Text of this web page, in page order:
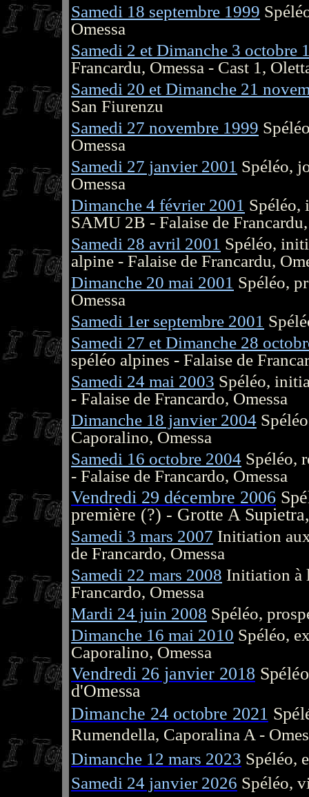
Samedi 18 septembre 1999
Omessa
Samedi 2 et Dimanche 3 octobre
Francardu, Omessa - Cast 1,
Samedi 20 et Dimanche 21
San Fiurenzu
Samedi 27 novembre 1999
Omessa
Samedi 27 janvier 2001 Spéléo,
Omessa
Dimanche 4 février 2001 Spéléo,
SAMU 2B - Falaise de Francardu,
Samedi 28 avril 2001 Spéléo,
alpine - Falaise de Francardu,
Dimanche 20 mai 2001 Spéléo,
Omessa
Samedi 1er septembre 2001
Samedi 27 et Dimanche 28
spéléo alpines - Falaise de
Samedi 24 mai 2003 Spéléo,
- Falaise de Francardo, Omessa
Dimanche 18 janvier 2004
Caporalino, Omessa
Samedi 16 octobre 2004 Spéléo,
- Falaise de Francardo, Omessa
Vendredi 29 décembre 2006
première (?) - Grotte A
Samedi 3 mars 2007 Initiation
de Francardo, Omessa
Samedi 22 mars 2008 Initiation à
Francardo, Omessa
Mardi 24 juin 2008 Spéléo,
Dimanche 16 mai 2010 Spéléo,
Caporalino, Omessa
Vendredi 26 janvier 2018
d'Omessa
Dimanche 24 octobre 2021
Rumendella, Caporalina A -
Dimanche 12 mars 2023 Spéléo,
Samedi 24 janvier 2026 Spéléo,